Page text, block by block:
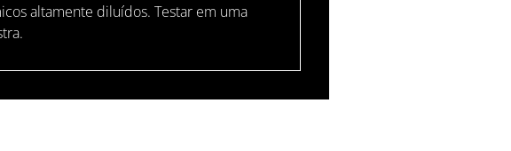
altamente diluídos. Testar em uma